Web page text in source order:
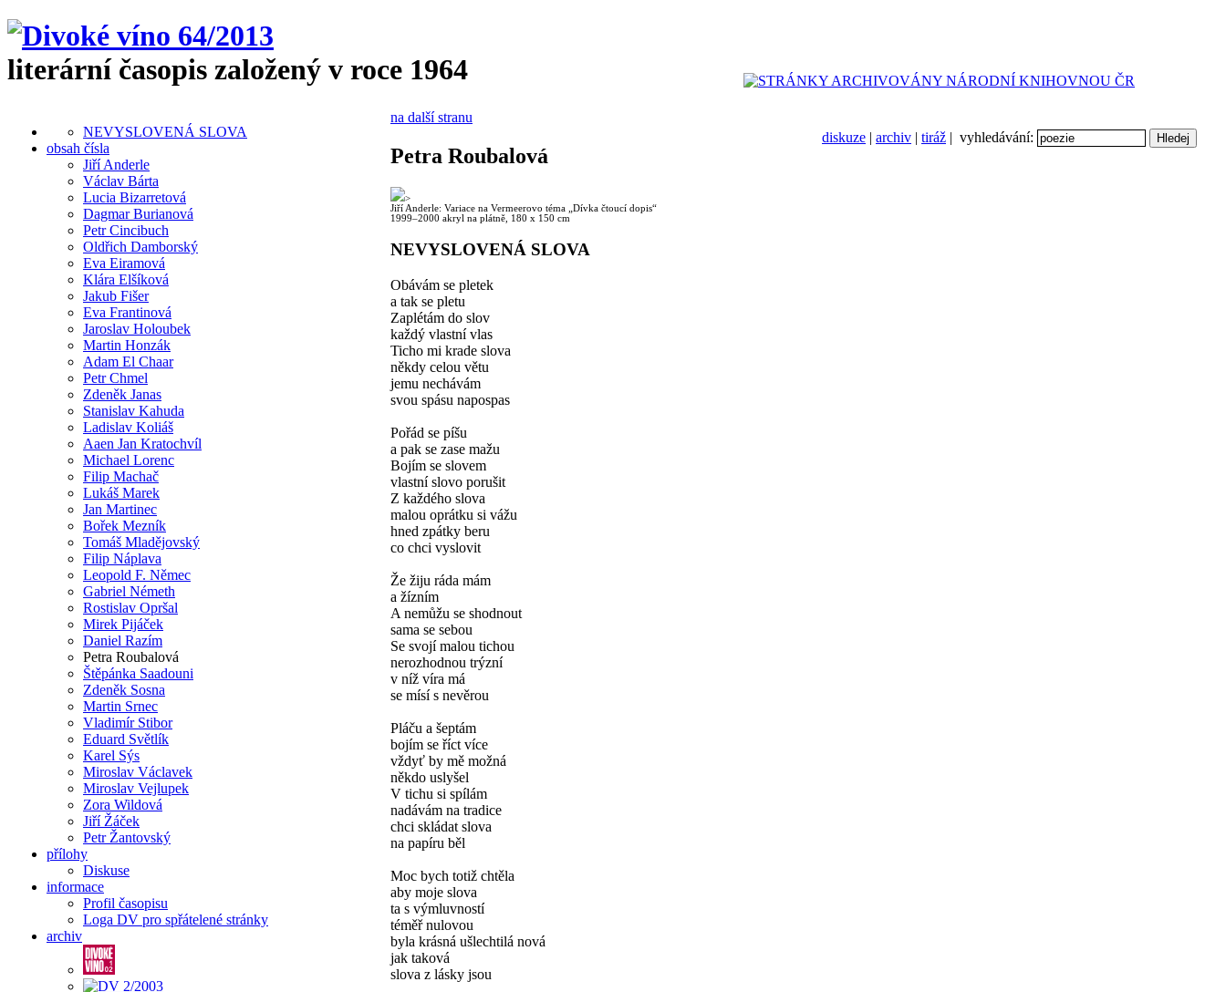
literární časopis založený v roce 1964
diskuze | archiv | tiráž | vyhledávání:
NEVYSLOVENÁ SLOVA
obsah čísla
Jiří Anderle
Václav Bárta
Lucia Bizarretová
Dagmar Burianová
Petr Cincibuch
Oldřich Damborský
Eva Eiramová
Klára Elšíková
Jakub Fišer
Eva Frantinová
Jaroslav Holoubek
Martin Honzák
Adam El Chaar
Petr Chmel
Zdeněk Janas
Stanislav Kahuda
Ladislav Koliáš
Aaen Jan Kratochvíl
Michael Lorenc
Filip Machač
Lukáš Marek
Jan Martinec
Bořek Mezník
Tomáš Mladějovský
Filip Náplava
Leopold F. Němec
Gabriel Németh
Rostislav Opršal
Mirek Pijáček
Daniel Razím
Petra Roubalová
Štěpánka Saadouni
Zdeněk Sosna
Martin Srnec
Vladimír Stibor
Eduard Světlík
Karel Sýs
Miroslav Václavek
Miroslav Vejlupek
Zora Wildová
Jiří Žáček
Petr Žantovský
přílohy
Diskuse
informace
Profil časopisu
Loga DV pro spřátelené stránky
archiv
na další stranu
Petra Roubalová
>
Jiří Anderle: Variace na Vermeerovo téma „Dívka čtoucí dopis“
1999–2000 akryl na plátně, 180 x 150 cm
NEVYSLOVENÁ SLOVA
Obávám se pletek
a tak se pletu
Zaplétám do slov
každý vlastní vlas
Ticho mi krade slova
někdy celou větu
jemu nechávám
svou spásu napospas
Pořád se píšu
a pak se zase mažu
Bojím se slovem
vlastní slovo porušit
Z každého slova
malou oprátku si vážu
hned zpátky beru
co chci vyslovit
Že žiju ráda mám
a žízním
A nemůžu se shodnout
sama se sebou
Se svojí malou tichou
nerozhodnou trýzní
v níž víra má
se mísí s nevěrou
Pláču a šeptám
bojím se říct více
vždyť by mě možná
někdo uslyšel
V tichu si spílám
nadávám na tradice
chci skládat slova
na papíru běl
Moc bych totiž chtěla
aby moje slova
ta s výmluvností
téměř nulovou
byla krásná ušlechtilá nová
jak taková
slova z lásky jsou